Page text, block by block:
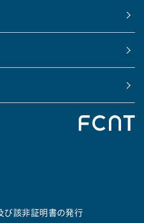
び該非証明書の発行